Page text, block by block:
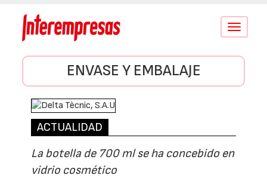
Conmutar
ENVASE Y EMBALAJE
ACTUALIDAD
La botella de 700 ml se ha concebido en
vidrio cosmético